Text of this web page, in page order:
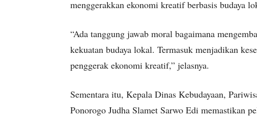
menggerakkan ekonomi kreatif berbasis budaya
“Ada tanggung jawab moral bagaimana
kekuatan budaya lokal. Termasuk menjadikan
penggerak ekonomi kreatif,” jelasnya.
Sementara itu, Kepala Dinas Kebudayaan,
Ponorogo Judha Slamet Sarwo Edi memastikan